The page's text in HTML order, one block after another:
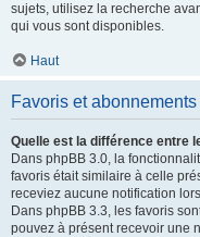
sujets, utilisez la recherche
qui vous sont disponibles.
Haut
Favoris et abonnements
Quelle est la différence entre
Dans phpBB 3.0, la
favoris était similaire à celle
receviez aucune notification
Dans phpBB 3.3, les favoris
pouvez à présent recevoir une